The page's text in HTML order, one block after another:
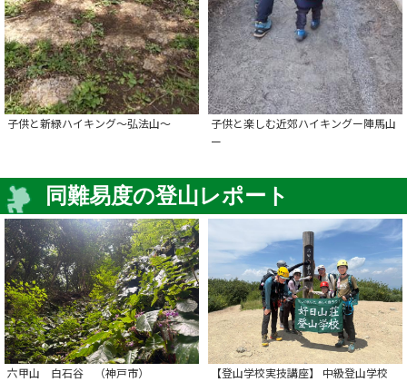
子供と新緑ハイキング～弘法山～
子供と楽しむ近郊ハイキングー陣馬山
ー
同難易度の登山レポート
六甲山 白石谷 （神戸市）
【登山学校実技講座】 中級登山学校